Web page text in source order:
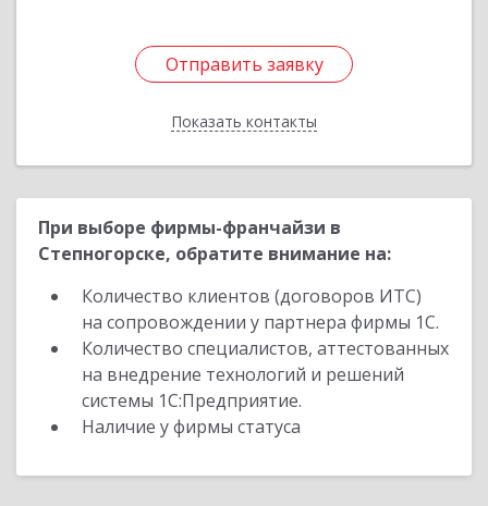
Отправить заявку
Показать контакты
Отправить заявку
Назад
При выборе фирмы-франчайзи в
Степногорске, обратите внимание на:
Количество клиентов (договоров ИТС)
на сопровождении у партнера фирмы 1С.
Количество специалистов, аттестованных
на внедрение технологий и решений
системы 1С:Предприятие.
Наличие у фирмы статуса